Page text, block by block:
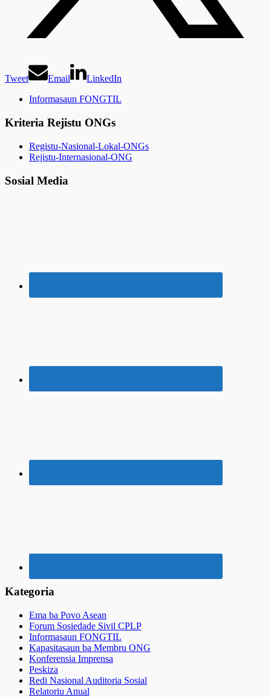
Tweet Email
LinkedIn
Informasaun FONGTIL
Kriteria Rejistu ONGs
Registu-Nasional-Lokal-ONGs
Rejistu-Internasional-ONG
Sosial Media
Kategoria
Ema ba Povo Asean
Forum Sosiedade Sivil CPLP
Informasaun FONGTIL
Kapasitasaun ba Membru ONG
Konferensia Imprensa
Peskiza
Redi Nasional Auditoria Sosial
Relatoriu Anual